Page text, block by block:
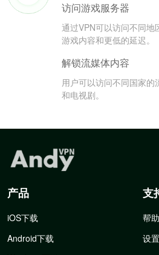
访问游戏服务器
通过VPN可以访问不同地
游戏内容和更低的延迟。
解锁流媒体内容
用户可以访问不同国家的
和电视剧。
产品
iOS下载
Android下载
支
帮
设